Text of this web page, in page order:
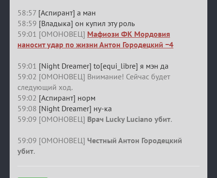
58:57 [Аспирант] а ман
58:59 [Владыка] он купил эту роль
59:01 [ОМОНОВЕЦ] Мафиози ФК Мордовия
наносит удар по жизни Антон Городецкий −4
59:01 [Night Dreamer] to[equi_libre] я мэн да
59:02 [ОМОНОВЕЦ] Внимание! Сейчас будет
следующий ход.
59:02 [Аспирант] норм
59:08 [Night Dreamer] ну-ка
59:09 [ОМОНОВЕЦ] Врач Lucky Luciano убит.
59:09 [ОМОНОВЕЦ] Честный Антон Городецкий
убит.